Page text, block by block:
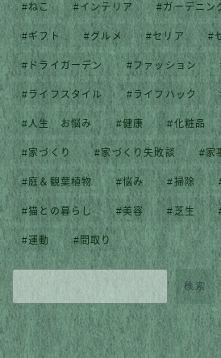
ねこ インテリア ガーデニン
ギフト グルメ セリア
ドライガーデン ファッション
ライフスタイル ライフハック
人生 お悩み 健康 化粧品
家づくり 家づくり失敗談 家
庭＆観葉植物 悩み 掃除
猫との暮らし 美容 芝生
運動 間取り
検索